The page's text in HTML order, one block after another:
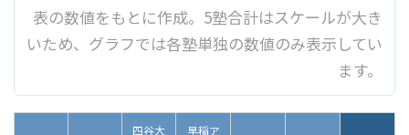
表の数値をもとに作成。5塾合計はスケールが大き
いため、グラフでは各塾単独の数値のみ表示してい
ます。
四谷大
早稲ア